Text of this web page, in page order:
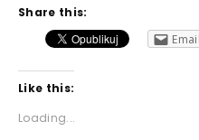
Share this:
Email
Like this:
Loading...